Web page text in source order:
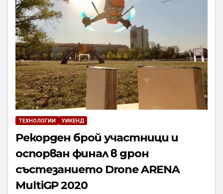
ТЕХНОЛОГИИ УИКЕНД
Рекорден брой участници и
оспорван финал в дрон
състезанието Drone ARENA
MultiGP 2020